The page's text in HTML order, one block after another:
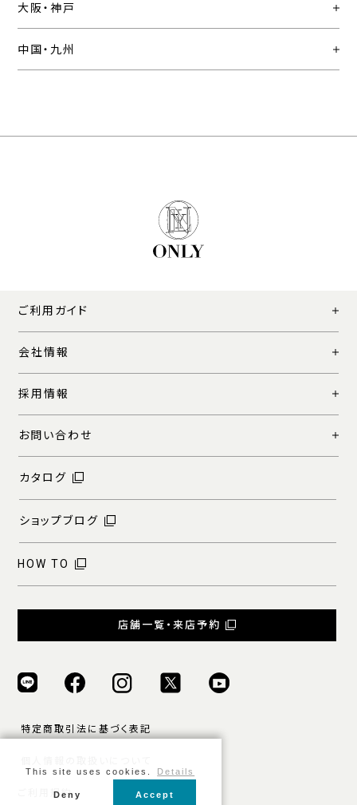
大阪・神戸
中国・九州
ご利用ガイド
会社情報
採用情報
お問い合わせ
カタログ
ショップブログ
HOW TO
店舗一覧・来店予約
特定商取引法に基づく表記
ご利用規約
This site uses cookies. Details
Deny Accept